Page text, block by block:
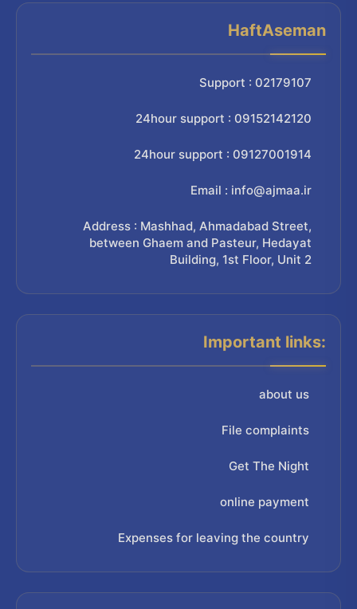
HaftAseman
Support : 02179107
24hour support : 09152142120
24hour support : 09127001914
Email : info@ajmaa.ir
Address : Mashhad, Ahmadabad Street,
between Ghaem and Pasteur, Hedayat
Building, 1st Floor, Unit 2
Important links:
about us
File complaints
Get The Night
online payment
Expenses for leaving the country